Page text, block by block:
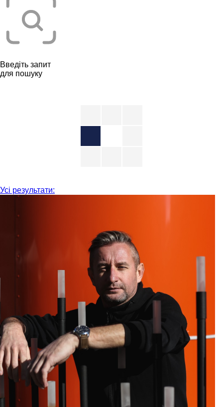
Введіть запит
для пошуку
Усі результати: